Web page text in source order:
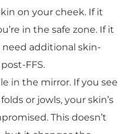
on your cheek. If it
in the safe zone. If it
need additional skin-
FFS.
in the mirror. If you see
or jowls, your skin’s
This doesn’t